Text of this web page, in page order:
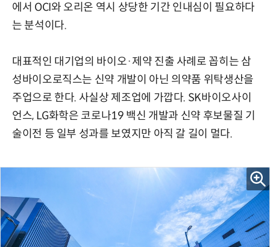
에서 OCI와 오리온 역시 상당한 기간 인내심이 필요하다
는 분석이다.
대표적인 대기업의 바이오·제약 진출 사례로 꼽히는 삼
성바이오로직스는 신약 개발이 아닌 의약품 위탁생산을
주업으로 한다. 사실상 제조업에 가깝다. SK바이오사이
언스, LG화학은 코로나19 백신 개발과 신약 후보물질 기
술이전 등 일부 성과를 보였지만 아직 갈 길이 멀다.